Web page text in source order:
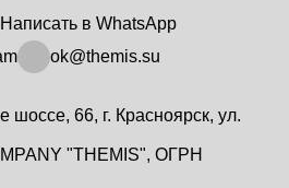
Написать в WhatsApp
ok@themis.su
шоссе, 66, г. Красноярск, ул.
"THEMIS", ОГРН